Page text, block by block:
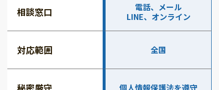
相談窓口
電話、メール
LINE、オンライン
対応範囲 全国
秘密厳守 個人情報保護法を遵守